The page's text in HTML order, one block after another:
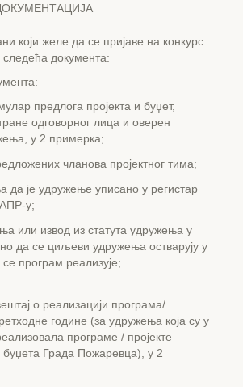
који желе да се пријаве на конкурс
документа:
предлога пројекта и буџет,
одговорног лица и оверен
у 2 примерка;
чланова пројектног тима;
да је удружење уписано у регистар
АПР-у;
или извод из статута удружења у
да се циљеви удружења остварују у
се програм реализује;
о реализацији програма/
године (за удружења која су у
програме / пројекте
буџета Града Пожаревца), у 2